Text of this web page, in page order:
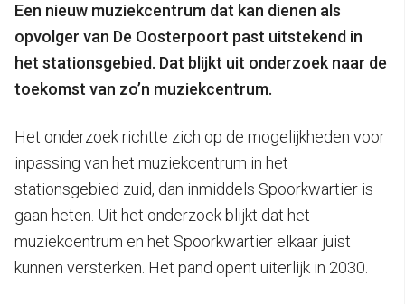
Een nieuw muziekcentrum dat kan dienen als
opvolger van De Oosterpoort past uitstekend in
het stationsgebied. Dat blijkt uit onderzoek naar de
toekomst van zo’n muziekcentrum.
Het onderzoek richtte zich op de mogelijkheden voor
inpassing van het muziekcentrum in het
stationsgebied zuid, dan inmiddels Spoorkwartier is
gaan heten. Uit het onderzoek blijkt dat het
muziekcentrum en het Spoorkwartier elkaar juist
kunnen versterken. Het pand opent uiterlijk in 2030.